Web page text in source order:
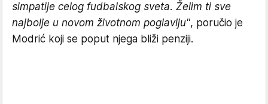
simpatije celog fudbalskog sveta. Želim ti sve
najbolje u novom životnom poglavlju", poručio je
Modrić koji se poput njega bliži penziji.